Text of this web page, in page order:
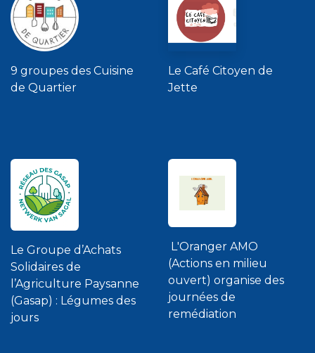
9 groupes des Cuisine
de Quartier
Le Café Citoyen de
Jette
Le Groupe d’Achats
Solidaires de
l’Agriculture Paysanne
(Gasap) : Légumes des
jours
L'Oranger AMO
(Actions en milieu
ouvert) organise des
journées de
remédiation